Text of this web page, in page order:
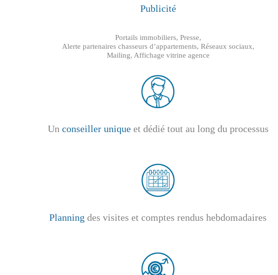
Publicité
Portails immobiliers, Presse,
Alerte partenaires chasseurs d’appartements, Réseaux sociaux,
Mailing, Affichage vitrine agence
Un conseiller uniqueet dédié tout au long du processus
Planning des visites et comptes rendus hebdomadaires